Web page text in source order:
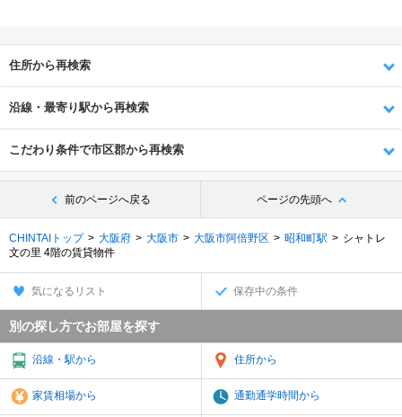
住所から再検索
沿線・最寄り駅から再検索
こだわり条件で市区郡から再検索
前のページへ戻る ページの先頭へ
CHINTAIトップ 大阪府 大阪市 大阪市阿倍野区 昭和町駅
シャトレ
文の里 4階の賃貸物件
気になるリスト 保存中の条件
別の探し方でお部屋を探す
沿線・駅から 住所から
家賃相場から 通勤通学時間から